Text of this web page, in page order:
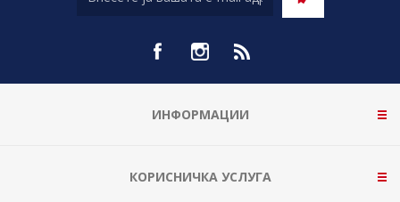
ИНФОРМАЦИИ
КОРИСНИЧКА УСЛУГА